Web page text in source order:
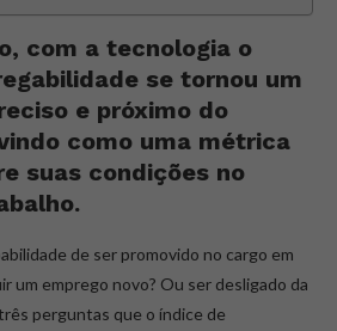
com a tecnologia o
se tornou um
e próximo do
como uma métrica
suas condições no
de ser promovido no cargo em
um emprego novo? Ou ser desligado da
perguntas que o índice de